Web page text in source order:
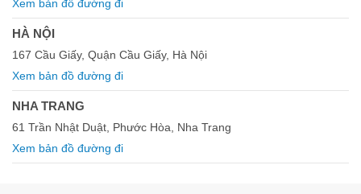
Xem bản đồ đường đi
HÀ NỘI
167 Cầu Giấy, Quận Cầu Giấy, Hà Nội
Xem bản đồ đường đi
NHA TRANG
61 Trần Nhật Duật, Phước Hòa, Nha Trang
Xem bản đồ đường đi